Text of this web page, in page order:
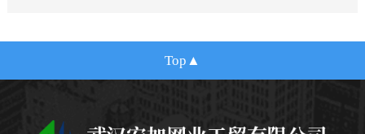
格板，防滑钢格板在设计细节
Top